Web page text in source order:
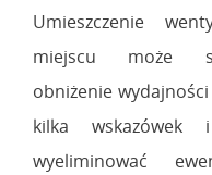
Umieszczenie
miejscu może
obniżenie
kilka wskazówek
wyeliminować